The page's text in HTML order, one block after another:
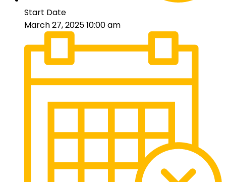
Start Date
March 27, 2025 10:00 am